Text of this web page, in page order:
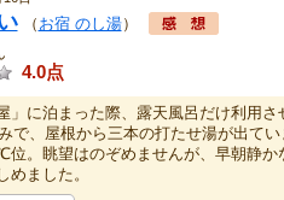
（ お宿 のし湯）
4.0点
」に泊まった際、露天風呂だけ利用さ
で、屋根から三本の打たせ湯が出て
位。眺望はのぞめませんが、早朝静か
めました。